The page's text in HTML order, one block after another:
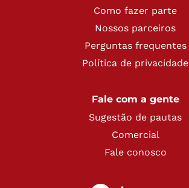
Como fazer parte
Nossos parceiros
Perguntas frequentes
Política de privacidade
Fale com a gente
Sugestão de pautas
Comercial
Fale conosco